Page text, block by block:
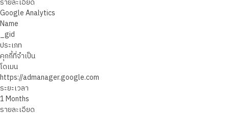
Google Analytics
Name
_gid
ประเภท
คุกกี้ที่จำเป็น
โดเมน
https://admanager.google.com
ระยะเวลา
1 Months
รายละเอียด